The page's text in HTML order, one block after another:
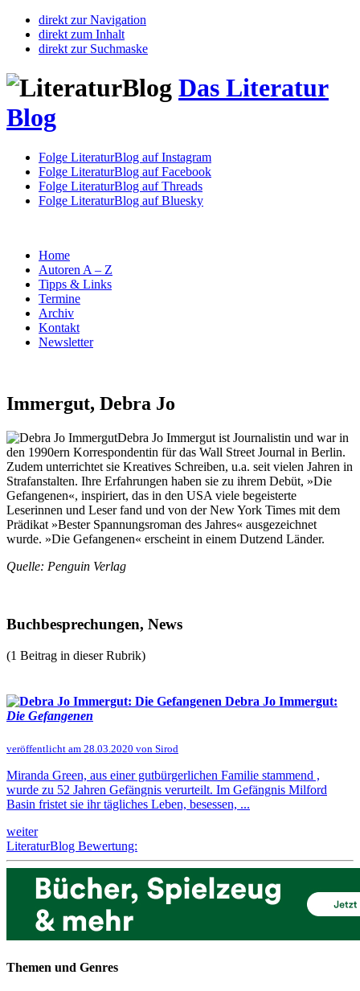
direkt zur Navigation
direkt zum Inhalt
direkt zur Suchmaske
Das Literatur
Blog
Folge LiteraturBlog auf Instagram
Folge LiteraturBlog auf Facebook
Folge LiteraturBlog auf Threads
Folge LiteraturBlog auf Bluesky
Home
Autoren A – Z
Tipps & Links
Termine
Archiv
Kontakt
Newsletter
Immergut, Debra Jo
Debra Jo Immergut ist Journalistin und war in
den 1990ern Korrespondentin für das Wall Street Journal in Berlin.
Zudem unterrichtet sie Kreatives Schreiben, u.a. seit vielen Jahren in
Strafanstalten. Ihre Erfahrungen haben sie zu ihrem Debüt, »Die
Gefangenen«, inspiriert, das in den USA viele begeisterte
Leserinnen und Leser fand und von der New York Times mit dem
Prädikat »Bester Spannungsroman des Jahres« ausgezeichnet
wurde. »Die Gefangenen« erscheint in einem Dutzend Länder.
Quelle: Penguin Verlag
Buchbesprechungen, News
(1 Beitrag in dieser Rubrik)
Debra Jo Immergut:
Die Gefangenen
veröffentlicht am 28.03.2020 von Sirod
Miranda Green, aus einer gutbürgerlichen Familie stammend ,
wurde zu 52 Jahren Gefängnis verurteilt. Im Gefängnis Milford
Basin fristet sie ihr tägliches Leben, besessen, ...
weiter
LiteraturBlog Bewertung:
Themen und Genres